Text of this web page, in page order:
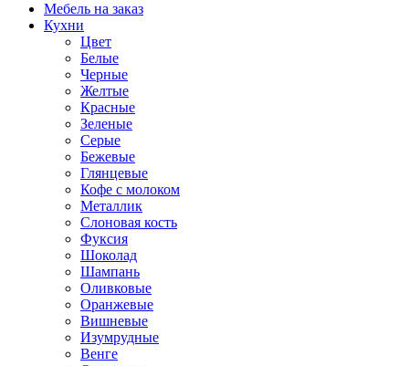
Мебель на заказ
Кухни
Цвет
Белые
Черные
Желтые
Красные
Зеленые
Серые
Бежевые
Глянцевые
Кофе с молоком
Металлик
Слоновая кость
Фуксия
Шоколад
Шампань
Оливковые
Оранжевые
Вишневые
Изумрудные
Венге